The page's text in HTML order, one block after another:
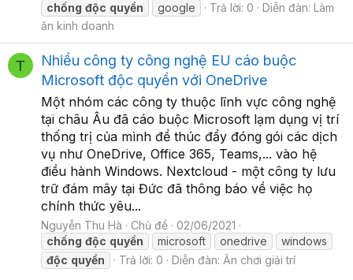
chống độc quyền google Trả lời: 0 Diễn đàn: Làm
ăn kinh doanh
T
Nhiều công ty công nghệ EU cáo buộc
Microsoft độc quyền với OneDrive
Một nhóm các công ty thuộc lĩnh vực công nghệ
tại châu Âu đã cáo buộc Microsoft lạm dụng vị trí
thống trị của mình để thúc đẩy đóng gói các dịch
vụ như OneDrive, Office 365, Teams,... vào hệ
điều hành Windows. Nextcloud - một công ty lưu
trữ đám mây tại Đức đã thông báo về việc họ
chính thức yêu...
Nguyễn Thu Hà Chủ đề
02/06/2021
chống độc quyền microsoft onedrive
windows
độc quyền Trả lời: 0 Diễn đàn: Ăn chơi giải trí